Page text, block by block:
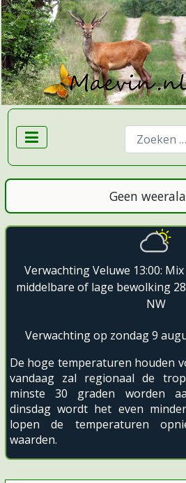
Zoeken
Geen
Verwachting Veluwe 13:00:
middelbare of lage bewolking
NW
Verwachting op zondag 9
De hoge temperaturen houden
vandaag zal regionaal de
minste 30 graden worden
dinsdag wordt het even
lopen de temperaturen
waarden.